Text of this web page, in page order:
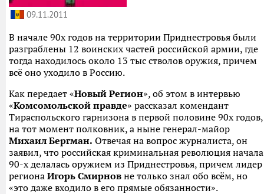
09.11.2011
В начале 90х годов на территории Приднестровья были
разграблены 12 воинских частей российской армии, где
тогда находилось около 13 тыс стволов оружия, причем
всё оно уходило в Россию.
Как передает «Новый Регион», об этом в интервью
«Комсомольской правде» рассказал комендант
Тираспольского гарнизона в первой половине 90х годов,
на тот момент полковник, а ныне генерал-майор
Михаил Бергман. Отвечая на вопрос журналиста, он
заявил, что российская криминальная революция начала
90-х делалась оружием из Приднестровья, причем лидер
региона Игорь Смирнов не только знал обо всём, но
«это даже входило в его прямые обязанности».